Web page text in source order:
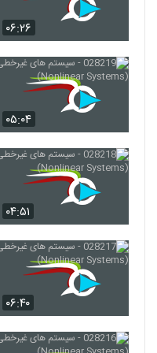
(Environmental Management)
۵۶۱ بازدید
223
(Complex Engineered Systems)
۵۵۹ بازدید
(Complex Engineered Systems)
۵۶۲ بازدید
226
(Complex Engineered Systems)
۵۷۳ بازدید
۰۶:۲۶
۰۵:۰۴
۰۴:۵۱
۰۶:۴۰